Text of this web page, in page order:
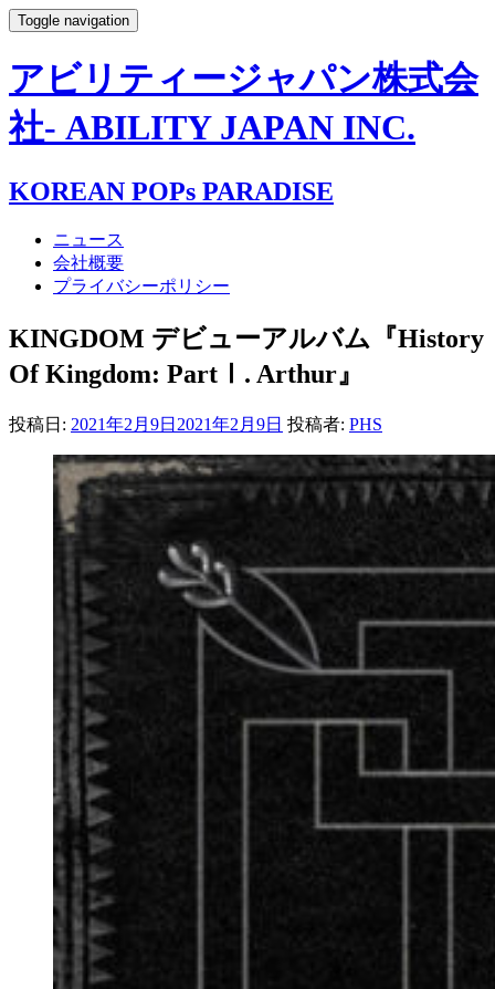
Toggle navigation
アビリティージャパン株式会
社- ABILITY JAPAN INC.
KOREAN POPs PARADISE
ニュース
会社概要
プライバシーポリシー
KINGDOM デビューアルバム『History
Of Kingdom: PartⅠ. Arthur』
投稿日: 2021年2月9日 2021年2月9日 投稿者: PHS